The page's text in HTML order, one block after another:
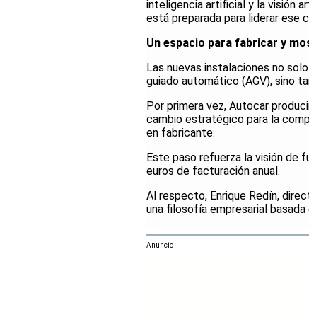
inteligencia artificial y la visión
está preparada para liderar ese
Un espacio para fabricar y
Las nuevas instalaciones no
guiado automático (AGV), sino
Por primera vez, Autocar
cambio estratégico para la
en fabricante.
Este paso refuerza la visión de
euros de facturación anual.
Al respecto, Enrique Redín,
una filosofía empresarial
Anuncio